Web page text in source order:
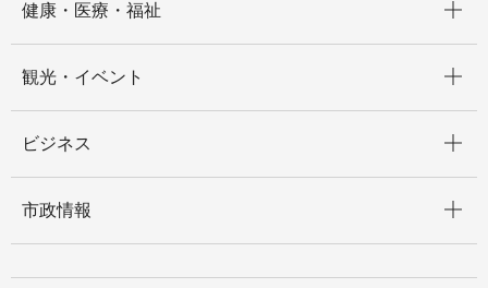
健康・医療・福祉
観光・イベント
ビジネス
市政情報